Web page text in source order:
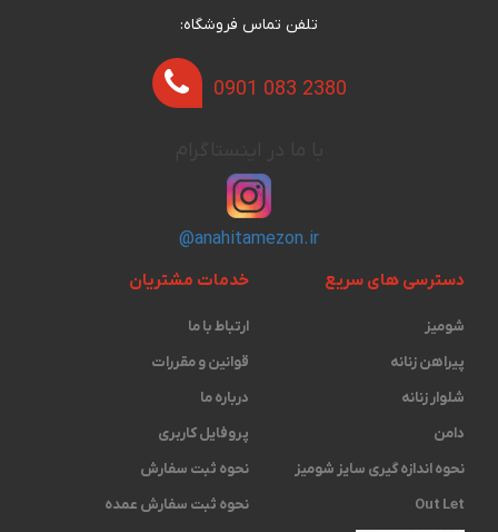
تلفن تماس فروشگاه:
0901 083 2380
@anahitamezon.ir
دسترسی های سریع
شومیز
پیراهن زنانه
شلوار زنانه
دامن
نحوه اندازه گیری ‫سایز شومیز
Out Let
خدمات مشتریان
ارتباط با ما
قوانین و مقررات
درباره ما
پروفایل کاربری
نحوه ثبت سفارش
نحوه ثبت سفارش عمده